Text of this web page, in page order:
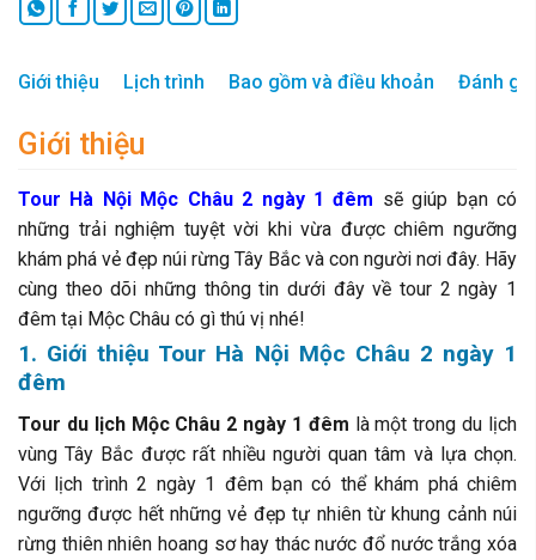
Giới thiệu Lịch trình Bao gồm và điều khoản Đánh
Giới thiệu
Tour Hà Nội Mộc Châu 2 ngày 1 đêm sẽ giúp bạn có
những trải nghiệm tuyệt vời khi vừa được chiêm ngưỡng
khám phá vẻ đẹp núi rừng Tây Bắc và con người nơi đây. Hãy
cùng theo dõi những thông tin dưới đây về tour 2 ngày 1
đêm tại Mộc Châu có gì thú vị nhé!
1. Giới thiệu Tour Hà Nội Mộc Châu 2 ngày 1
đêm
Tour du lịch Mộc Châu 2 ngày 1 đêm là một trong du lịch
vùng Tây Bắc được rất nhiều người quan tâm và lựa chọn.
Với lịch trình 2 ngày 1 đêm bạn có thể khám phá chiêm
ngưỡng được hết những vẻ đẹp tự nhiên từ khung cảnh núi
rừng thiên nhiên hoang sơ hay thác nước đổ nước trắng xóa